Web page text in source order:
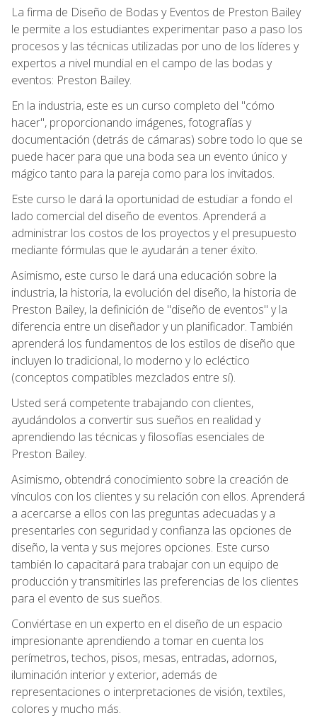
La firma de Diseño de Bodas y Eventos de Preston Bailey
le permite a los estudiantes experimentar paso a paso los
procesos y las técnicas utilizadas por uno de los líderes y
expertos a nivel mundial en el campo de las bodas y
eventos: Preston Bailey.
En la industria, este es un curso completo del "cómo
hacer", proporcionando imágenes, fotografías y
documentación (detrás de cámaras) sobre todo lo que se
puede hacer para que una boda sea un evento único y
mágico tanto para la pareja como para los invitados.
Este curso le dará la oportunidad de estudiar a fondo el
lado comercial del diseño de eventos. Aprenderá a
administrar los costos de los proyectos y el presupuesto
mediante fórmulas que le ayudarán a tener éxito.
Asimismo, este curso le dará una educación sobre la
industria, la historia, la evolución del diseño, la historia de
Preston Bailey, la definición de "diseño de eventos" y la
diferencia entre un diseñador y un planificador. También
aprenderá los fundamentos de los estilos de diseño que
incluyen lo tradicional, lo moderno y lo ecléctico
(conceptos compatibles mezclados entre sí).
Usted será competente trabajando con clientes,
ayudándolos a convertir sus sueños en realidad y
aprendiendo las técnicas y filosofías esenciales de
Preston Bailey.
Asimismo, obtendrá conocimiento sobre la creación de
vínculos con los clientes y su relación con ellos. Aprenderá
a acercarse a ellos con las preguntas adecuadas y a
presentarles con seguridad y confianza las opciones de
diseño, la venta y sus mejores opciones. Este curso
también lo capacitará para trabajar con un equipo de
producción y transmitirles las preferencias de los clientes
para el evento de sus sueños.
Conviértase en un experto en el diseño de un espacio
impresionante aprendiendo a tomar en cuenta los
perímetros, techos, pisos, mesas, entradas, adornos,
iluminación interior y exterior, además de
representaciones o interpretaciones de visión, textiles,
colores y mucho más.